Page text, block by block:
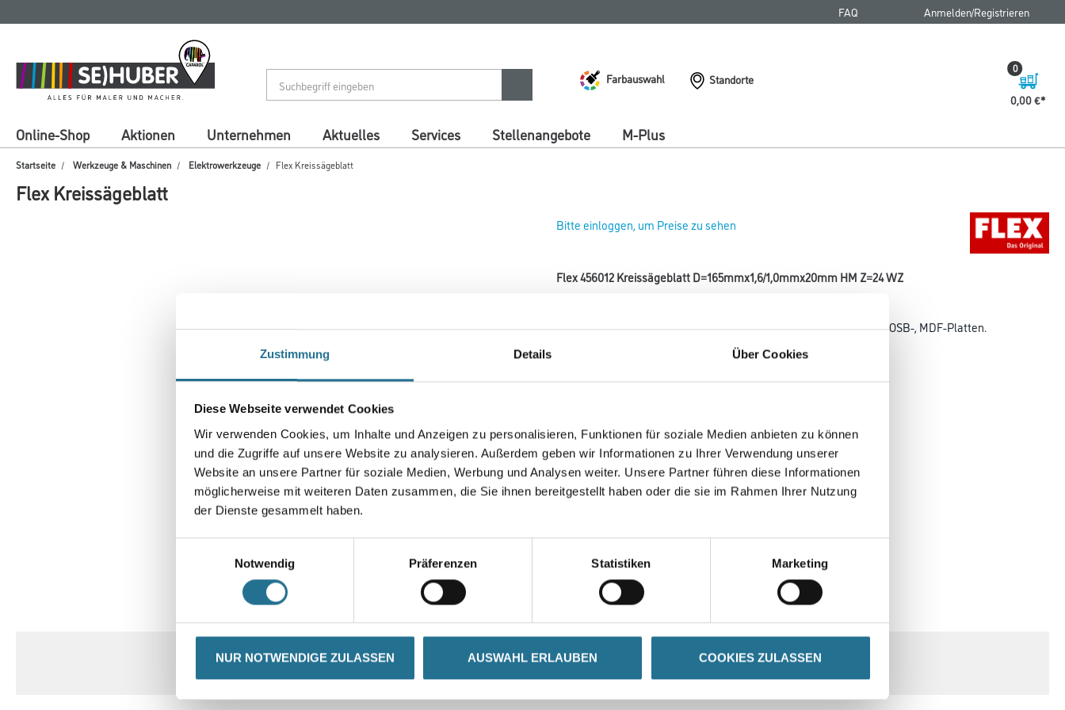
Zustimmung Details Über Cookies
Diese Webseite verwendet Cookies
Wir verwenden Cookies, um Inhalte und Anzeigen zu personalisieren, Funktionen für soziale Medien anbieten zu können
und die Zugriffe auf unsere Website zu analysieren. Außerdem geben wir Informationen zu Ihrer Verwendung unserer
Website an unsere Partner für soziale Medien, Werbung und Analysen weiter. Unsere Partner führen diese Informationen
möglicherweise mit weiteren Daten zusammen, die Sie ihnen bereitgestellt haben oder die sie im Rahmen Ihrer Nutzung
der Dienste gesammelt haben.
Notwendig
Präferenzen Statistiken Marketing
NUR NOTWENDIGE ZULASSEN AUSWAHL ERLAUBEN COOKIES ZULASSEN
springen
springen
FAQ Anmelden/Registrieren
Farbauswahl
Standorte
0,00 €
0
Online-Shop Aktionen Unternehmen Aktuelles Services Stellenangebote M-Plus
Startseite Werkzeuge & Maschinen Elektrowerkzeuge Flex Kreissägeblatt
Flex Kreissägeblatt
Bitte einloggen, um Preise zu sehen
Flex 456012 Kreissägeblatt D=165mmx1,6/1,0mmx20mm HM Z=24 WZ
Für Längsschnitte und zum Sägen von Holzwerkstoffen wie Span-, OSB-, MDF-Platten.
Umrechnungsfaktoren
CURRENT
TAB:
PRODUKTEIGENSCHAFTEN ZUSATZINFOS GEFAHRENHINWEISE SPEZIFIKATIONEN